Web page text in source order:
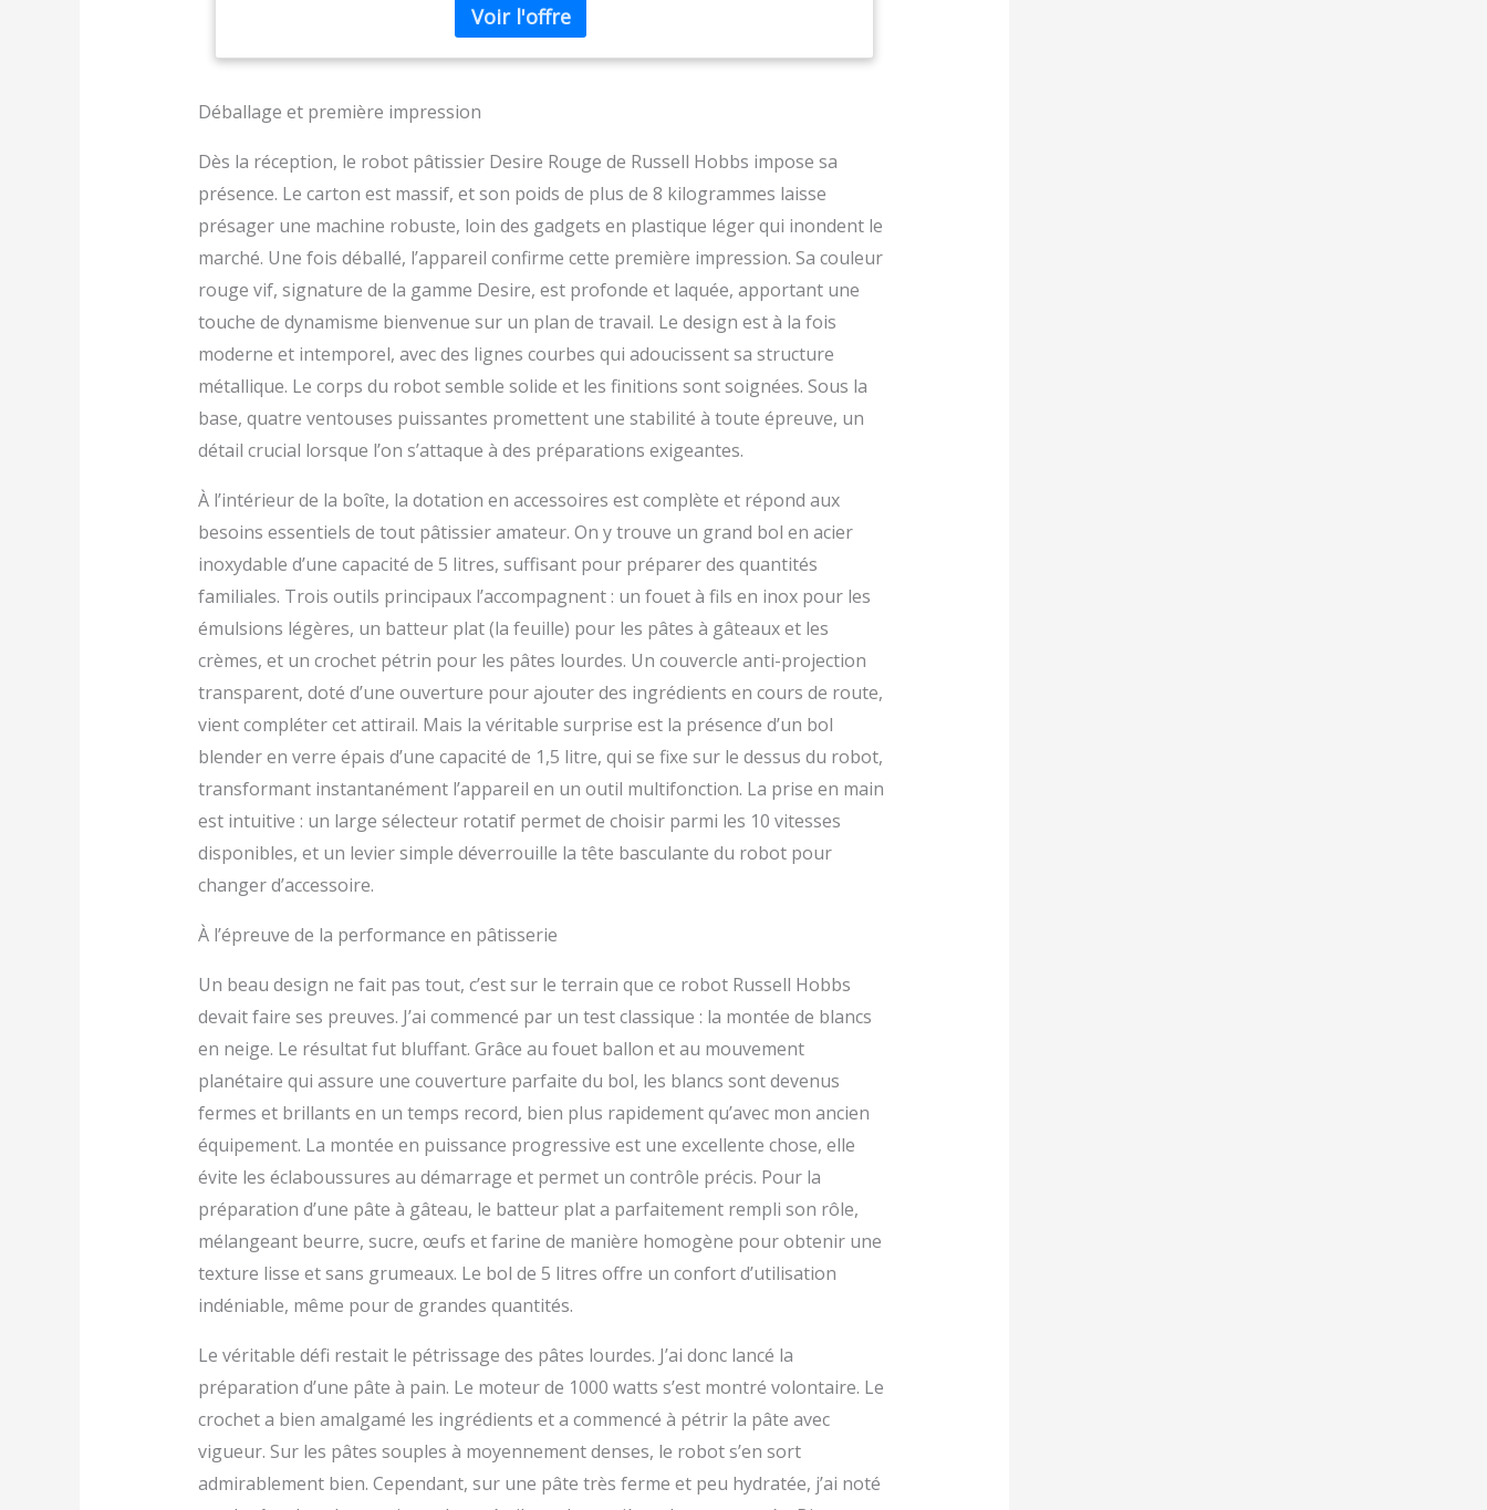
types de préparation
Déballage et première impression
Dès la réception, le robot pâtissier Desire Rouge de Russell Hobbs impose sa
présence. Le carton est massif, et son poids de plus de 8 kilogrammes laisse
présager une machine robuste, loin des gadgets en plastique léger qui inondent le
marché. Une fois déballé, l’appareil confirme cette première impression. Sa couleur
rouge vif, signature de la gamme Desire, est profonde et laquée, apportant une
touche de dynamisme bienvenue sur un plan de travail. Le design est à la fois
moderne et intemporel, avec des lignes courbes qui adoucissent sa structure
métallique. Le corps du robot semble solide et les finitions sont soignées. Sous la
base, quatre ventouses puissantes promettent une stabilité à toute épreuve, un
détail crucial lorsque l’on s’attaque à des préparations exigeantes.
À l’intérieur de la boîte, la dotation en accessoires est complète et répond aux
besoins essentiels de tout pâtissier amateur. On y trouve un grand bol en acier
inoxydable d’une capacité de 5 litres, suffisant pour préparer des quantités
familiales. Trois outils principaux l’accompagnent : un fouet à fils en inox pour les
émulsions légères, un batteur plat (la feuille) pour les pâtes à gâteaux et les
crèmes, et un crochet pétrin pour les pâtes lourdes. Un couvercle anti-projection
transparent, doté d’une ouverture pour ajouter des ingrédients en cours de route,
vient compléter cet attirail. Mais la véritable surprise est la présence d’un bol
blender en verre épais d’une capacité de 1,5 litre, qui se fixe sur le dessus du robot,
transformant instantanément l’appareil en un outil multifonction. La prise en main
est intuitive : un large sélecteur rotatif permet de choisir parmi les 10 vitesses
disponibles, et un levier simple déverrouille la tête basculante du robot pour
changer d’accessoire.
À l’épreuve de la performance en pâtisserie
Un beau design ne fait pas tout, c’est sur le terrain que ce robot Russell Hobbs
devait faire ses preuves. J’ai commencé par un test classique : la montée de blancs
en neige. Le résultat fut bluffant. Grâce au fouet ballon et au mouvement
planétaire qui assure une couverture parfaite du bol, les blancs sont devenus
fermes et brillants en un temps record, bien plus rapidement qu’avec mon ancien
équipement. La montée en puissance progressive est une excellente chose, elle
évite les éclaboussures au démarrage et permet un contrôle précis. Pour la
préparation d’une pâte à gâteau, le batteur plat a parfaitement rempli son rôle,
mélangeant beurre, sucre, œufs et farine de manière homogène pour obtenir une
texture lisse et sans grumeaux. Le bol de 5 litres offre un confort d’utilisation
indéniable, même pour de grandes quantités.
Le véritable défi restait le pétrissage des pâtes lourdes. J’ai donc lancé la
préparation d’une pâte à pain. Le moteur de 1000 watts s’est montré volontaire. Le
crochet a bien amalgamé les ingrédients et a commencé à pétrir la pâte avec
vigueur. Sur les pâtes souples à moyennement denses, le robot s’en sort
admirablement bien. Cependant, sur une pâte très ferme et peu hydratée, j’ai noté